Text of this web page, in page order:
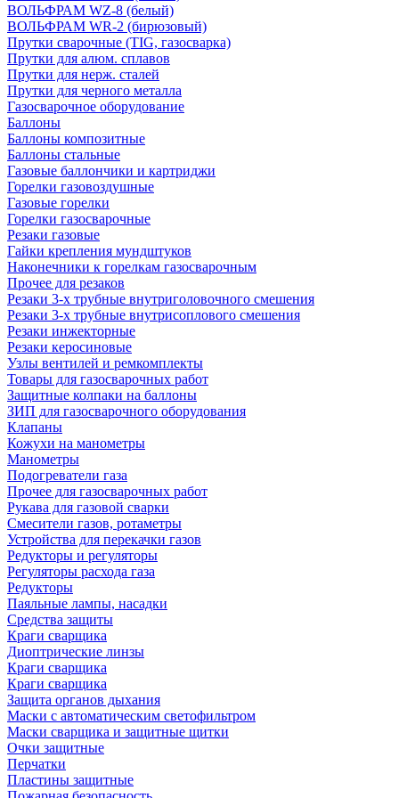
ВОЛЬФРАМ WZ-8 (белый)
ВОЛЬФРАМ WR-2 (бирюзовый)
Прутки сварочные (TIG, газосварка)
Прутки для алюм. сплавов
Прутки для нерж. сталей
Прутки для черного металла
Газосварочное оборудование
Баллоны
Баллоны композитные
Баллоны стальные
Газовые баллончики и картриджи
Горелки газовоздушные
Газовые горелки
Горелки газосварочные
Резаки газовые
Гайки крепления мундштуков
Наконечники к горелкам газосварочным
Прочее для резаков
Резаки 3-х трубные внутриголовочного смешения
Резаки 3-х трубные внутрисоплового смешения
Резаки инжекторные
Резаки керосиновые
Узлы вентилей и ремкомплекты
Товары для газосварочных работ
Защитные колпаки на баллоны
ЗИП для газосварочного оборудования
Клапаны
Кожухи на манометры
Манометры
Подогреватели газа
Прочее для газосварочных работ
Рукава для газовой сварки
Смесители газов, ротаметры
Устройства для перекачки газов
Редукторы и регуляторы
Регуляторы расхода газа
Редукторы
Паяльные лампы, насадки
Средства защиты
Краги сварщика
Диоптрические линзы
Краги сварщика
Краги сварщика
Защита органов дыхания
Маски с автоматическим светофильтром
Маски сварщика и защитные щитки
Очки защитные
Перчатки
Пластины защитные